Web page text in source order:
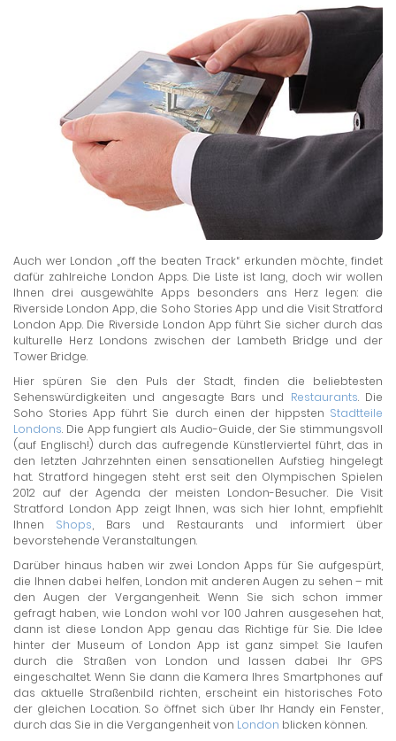
Auch wer London „off the beaten Track“ erkunden möchte, findet
dafür zahlreiche London Apps. Die Liste ist lang, doch wir wollen
Ihnen drei ausgewählte Apps besonders ans Herz legen: die
Riverside London App, die Soho Stories App und die Visit Stratford
London App. Die Riverside London App führt Sie sicher durch das
kulturelle Herz Londons zwischen der Lambeth Bridge und der
Tower Bridge.
Hier spüren Sie den Puls der Stadt, finden die beliebtesten
Sehenswürdigkeiten und angesagte Bars und Restaurants. Die
Soho Stories App führt Sie durch einen der hippsten Stadtteile
Londons. Die App fungiert als Audio-Guide, der Sie stimmungsvoll
(auf Englisch!) durch das aufregende Künstlerviertel führt, das in
den letzten Jahrzehnten einen sensationellen Aufstieg hingelegt
hat. Stratford hingegen steht erst seit den Olympischen Spielen
2012 auf der Agenda der meisten London-Besucher. Die Visit
Stratford London App zeigt Ihnen, was sich hier lohnt, empfiehlt
Ihnen Shops, Bars und Restaurants und informiert über
bevorstehende Veranstaltungen.
Darüber hinaus haben wir zwei London Apps für Sie aufgespürt,
die Ihnen dabei helfen, London mit anderen Augen zu sehen – mit
den Augen der Vergangenheit. Wenn Sie sich schon immer
gefragt haben, wie London wohl vor 100 Jahren ausgesehen hat,
dann ist diese London App genau das Richtige für Sie. Die Idee
hinter der Museum of London App ist ganz simpel: Sie laufen
durch die Straßen von London und lassen dabei Ihr GPS
eingeschaltet. Wenn Sie dann die Kamera Ihres Smartphones auf
das aktuelle Straßenbild richten, erscheint ein historisches Foto
der gleichen Location. So öffnet sich über Ihr Handy ein Fenster,
durch das Sie in die Vergangenheit von London blicken können.